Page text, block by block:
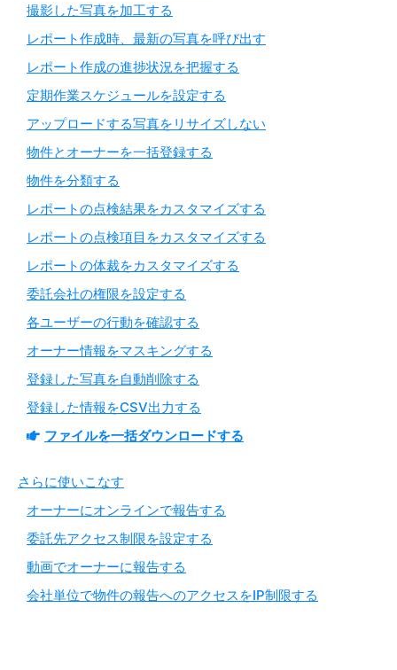
撮影した写真を加工する
レポート作成時、最新の写真を呼び出す
レポート作成の進捗状況を把握する
定期作業スケジュールを設定する
アップロードする写真をリサイズしない
物件とオーナーを一括登録する
物件を分類する
レポートの点検結果をカスタマイズする
レポートの点検項目をカスタマイズする
レポートの体裁をカスタマイズする
委託会社の権限を設定する
各ユーザーの行動を確認する
オーナー情報をマスキングする
登録した写真を自動削除する
登録した情報をCSV出力する
ファイルを一括ダウンロードする
さらに使いこなす
オーナーにオンラインで報告する
委託先アクセス制限を設定する
動画でオーナーに報告する
会社単位で物件の報告へのアクセスをIP制限する